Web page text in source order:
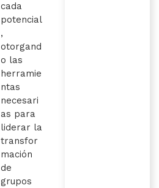
cada
potencial
,
otorgand
o las
herramie
ntas
necesari
as para
liderar la
transfor
mación
de
grupos